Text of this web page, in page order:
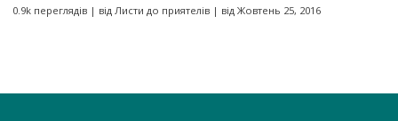
0.9k переглядів| від Листи до приятелів| від Жовтень 25, 2016